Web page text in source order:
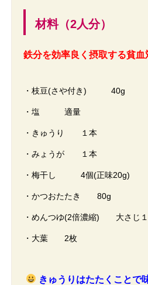
材料（2人分）
鉄分を効率良く摂取する貧血
・枝豆(さや付き) 40g
・塩 適量
・きゅうり １本
・みょうが １本
・梅干し 4個(正味20g)
・かつおたたき 80g
・めんつゆ(2倍濃縮) 大さじ１
・大葉 2枚
きゅうりはたたくことで